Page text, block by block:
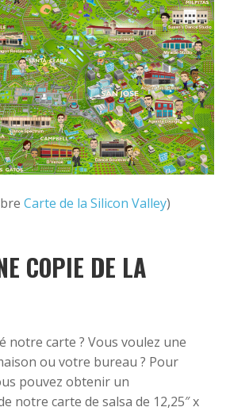
Carte de la Silicon Valley)
COPIE DE LA
notre carte ? Vous voulez une
ou votre bureau ? Pour
pouvez obtenir un
notre carte de salsa de 12,25″ x